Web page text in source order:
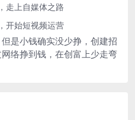
走上自媒体之路
开始短视频运营
是小钱确实没少挣，创建招
络挣到钱，在创富上少走弯